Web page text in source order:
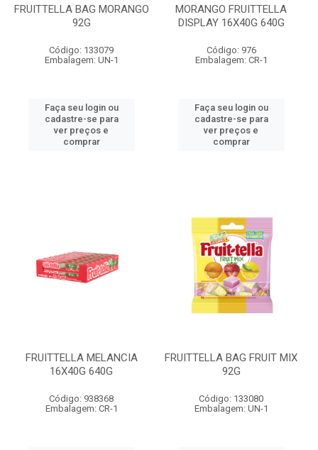
FRUITTELLA BAG MORANGO
92G
Código: 133079
Embalagem: UN-1
Faça seu login ou
cadastre-se para
ver preços e
comprar
MORANGO FRUITTELLA
DISPLAY 16X40G 640G
Código: 976
Embalagem: CR-1
Faça seu login ou
cadastre-se para
ver preços e
comprar
FRUITTELLA MELANCIA
16X40G 640G
Código: 938368
Embalagem: CR-1
FRUITTELLA BAG FRUIT MIX
92G
Código: 133080
Embalagem: UN-1